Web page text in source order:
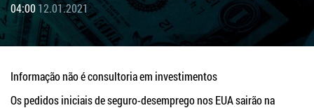
04:0012.01.2021
Informação não é consultoria em investimentos
Os pedidos iniciais de seguro-desemprego nos EUA sairão na